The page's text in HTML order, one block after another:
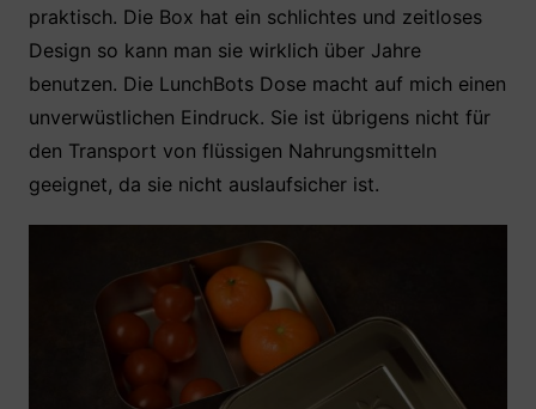
praktisch. Die Box hat ein schlichtes und zeitloses
Design so kann man sie wirklich über Jahre
benutzen. Die LunchBots Dose macht auf mich einen
unverwüstlichen Eindruck. Sie ist übrigens nicht für
den Transport von flüssigen Nahrungsmitteln
geeignet, da sie nicht auslaufsicher ist.